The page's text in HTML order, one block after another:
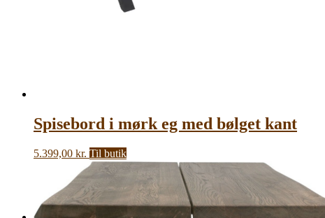
Spisebord i mørk eg med bølget kant
5.399,00 kr. Til butik